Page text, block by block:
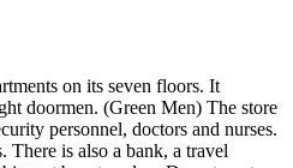
on its seven floors. It
doormen. (Green Men) The store
personnel, doctors and nurses.
There is also a bank, a travel